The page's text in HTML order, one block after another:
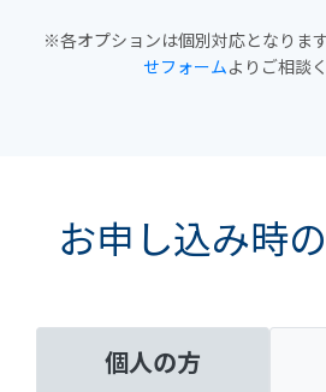
※各オプションは個別対応となりま
せフォームよりご相談
お申し込み時
個人の方